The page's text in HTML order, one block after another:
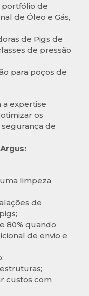
portfólio de
de Óleo e Gás,
de Pigs de
de pressão
para poços de
a expertise
os
de
limpeza
de
80% quando
de envio e
custos com